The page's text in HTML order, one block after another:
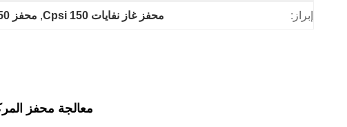
إبراز: محفز غاز نفايات 150 Cpsi , محفز 150 Cpsi
معالجة محفز